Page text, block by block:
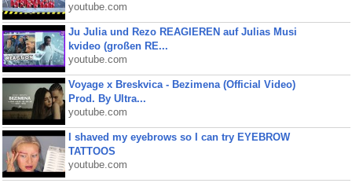
youtube.com
Ju Julia und Rezo REAGIEREN auf Julias Musi
kvideo (großen RE...
youtube.com
Voyage x Breskvica - Bezimena (Official Video)
Prod. By Ultra...
youtube.com
I shaved my eyebrows so I can try EYEBROW
TATTOOS
youtube.com